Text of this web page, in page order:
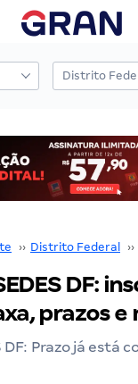
›› Distrito Federal ››
DF:
prazos e
DF: Prazo já está